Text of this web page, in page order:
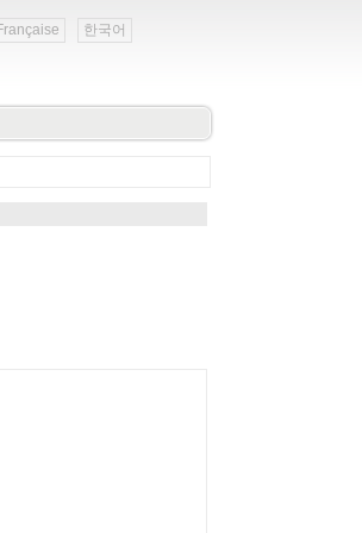
한국어